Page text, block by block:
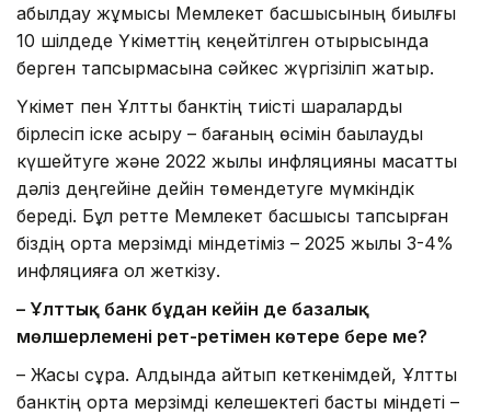
қабылдау жұмысы Мемлекет басшысының биылғы
10 шілдеде Үкіметтің кеңейтілген отырысында
берген тапсырмасына сәйкес жүргізіліп жатыр.
Үкімет пен Ұлттық банктің тиісті шараларды
бірлесіп іске асыру – бағаның өсімін бақылауды
күшейтуге және 2022 жылы инфляцияны мақсатты
дәліз деңгейіне дейін төмендетуге мүмкіндік
береді. Бұл ретте Мемлекет басшысы тапсырған
біздің орта мерзімді міндетіміз – 2025 жылы 3-4%
инфляцияға қол жеткізу.
– Ұлттық банк бұдан кейін де базалық
мөлшерлемені рет-ретімен көтере бере ме?
– Жақсы сұрақ. Алдында айтып кеткенімдей, Ұлттық
банктің орта мерзімді келешектегі басты міндеті –